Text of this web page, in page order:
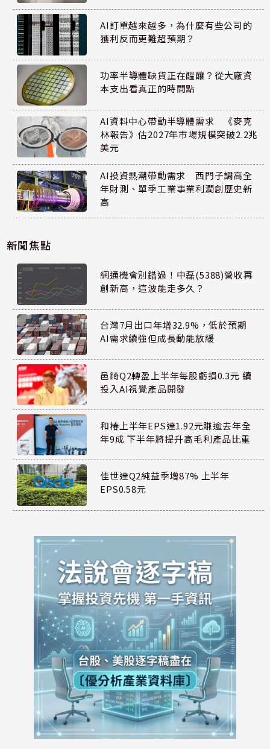
AI訂單越來越多，為什麼有些公司的
獲利反而更難超預期？
功率半導體缺貨正在醞釀？從大廠資
本支出看真正的時間點
AI資料中心帶動半導體需求 《麥克
林報告》估2027年市場規模突破2.2兆
美元
AI投資熱潮帶動需求 西門子調高全
年財測、單季工業事業利潤創歷史新
高
新聞焦點
網通機會別錯過！中磊(5388)營收再
創新高，這波能走多久？
台灣7月出口年增32.9%，低於預期
AI需求續強但成長動能放緩
邑錡Q2轉盈上半年每股虧損0.3元 續
投入AI視覺產品開發
和椿上半年EPS達1.92元賺逾去年全
年9成 下半年將提升高毛利產品比重
佳世達Q2純益季增87% 上半年
EPS0.58元